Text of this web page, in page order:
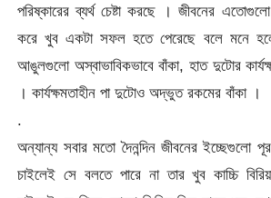
পরিষ্কারের ব্যর্থ চেষ্টা করছে । জীবনের
করে খুব একটা সফল হতে পেরেছে বলে মনে
আঙুলগুলো অস্বাভাবিকভাবে বাঁকা, হাত দুটোর
। কার্যক্ষমতাহীন পা দুটোও অদ্ভুত রকমের বাঁকা ।
.
অন্যান্য সবার মতো দৈনন্দিন জীবনের
চাইলেই সে বলতে পারে না তার খুব কাচ্চি